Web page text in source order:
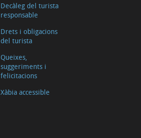
Decàleg del turista
responsable
Drets i obligacions
del turista
Queixes,
suggeriments i
felicitacions
Xàbia accessible